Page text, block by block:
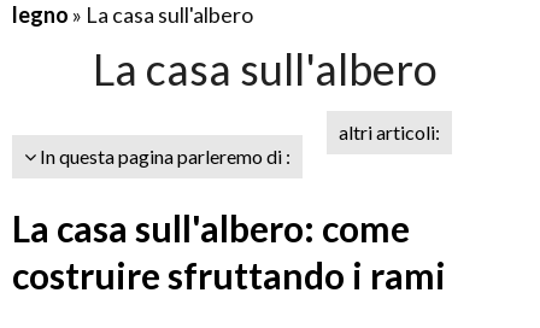
legno » La casa sull'albero
La casa sull'albero
In questa pagina parleremo di :
altri articoli:
La casa sull'albero: come
costruire sfruttando i rami